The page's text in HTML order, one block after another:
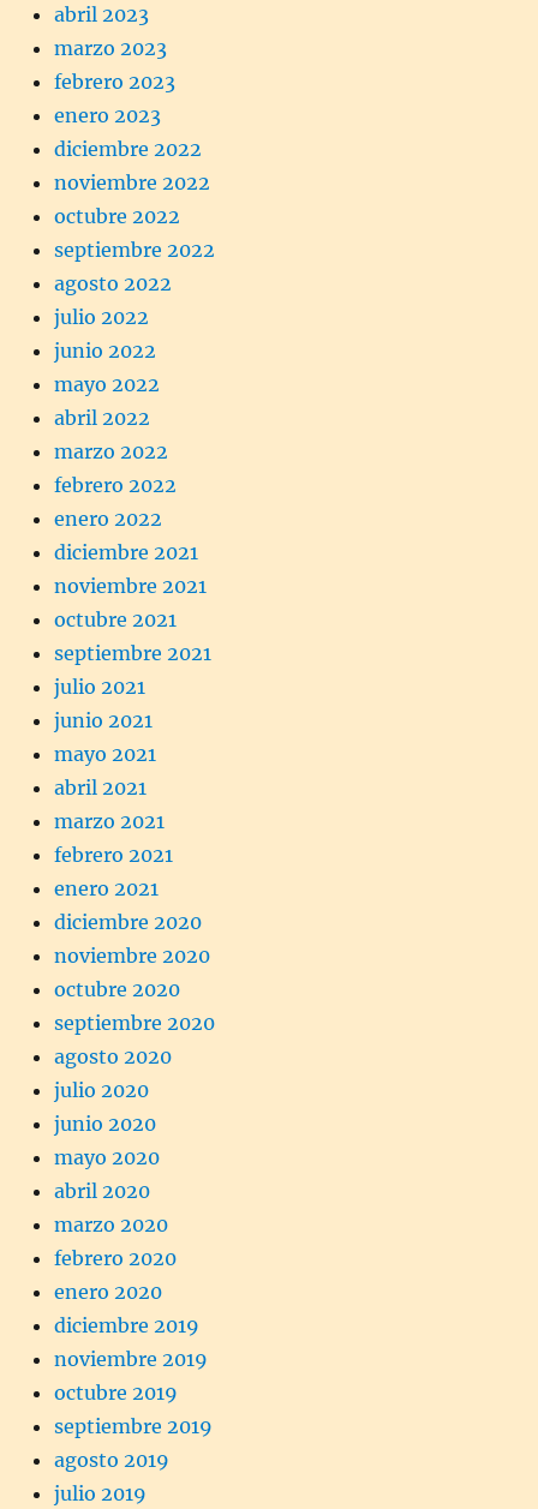
abril 2023
marzo 2023
febrero 2023
enero 2023
diciembre 2022
noviembre 2022
octubre 2022
septiembre 2022
agosto 2022
julio 2022
junio 2022
mayo 2022
abril 2022
marzo 2022
febrero 2022
enero 2022
diciembre 2021
noviembre 2021
octubre 2021
septiembre 2021
julio 2021
junio 2021
mayo 2021
abril 2021
marzo 2021
febrero 2021
enero 2021
diciembre 2020
noviembre 2020
octubre 2020
septiembre 2020
agosto 2020
julio 2020
junio 2020
mayo 2020
abril 2020
marzo 2020
febrero 2020
enero 2020
diciembre 2019
noviembre 2019
octubre 2019
septiembre 2019
agosto 2019
julio 2019